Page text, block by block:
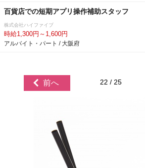
百貨店での短期アプリ操作補助スタッフ
株式会社ハイファイブ
時給1,300円～1,600円
アルバイト・パート / 大阪府
前へ 22 / 25